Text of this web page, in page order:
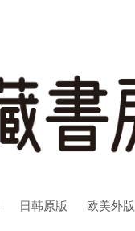
日韩原版 欧美外版